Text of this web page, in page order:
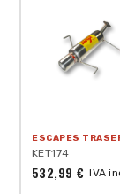
ESCAPES
KET174
532,99 € IVA